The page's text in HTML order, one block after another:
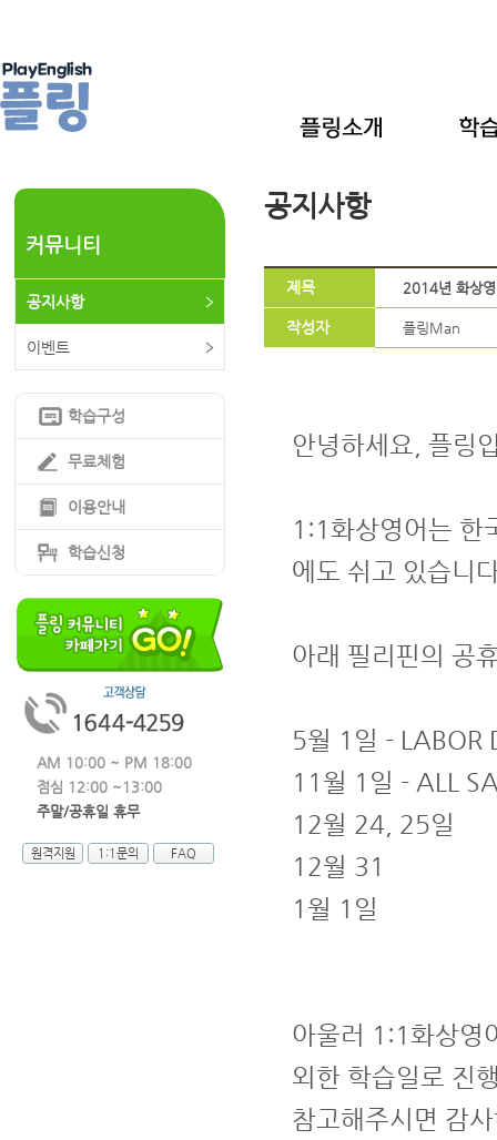
커뮤니티
공지사항
이벤트
학습구성
무료체험
이용안내
학습신청
AM 10:00 ~ PM 18:00
점심 12:00 ~13:00
주말/공휴일 휴무
원격지원 1:1문의 FAQ
공지사항
제목 2014년 화상
작성자 플링Man
안녕하세요, 플링
1:1화상영어는 한
에도 쉬고 있습니
아래 필리핀의 공
5월 1일 - LABOR
11월 1일 - ALL
12월 24, 25일
12월 31
1월 1일
아울러 1:1화상영
외한 학습일로 진
참고해주시면 감